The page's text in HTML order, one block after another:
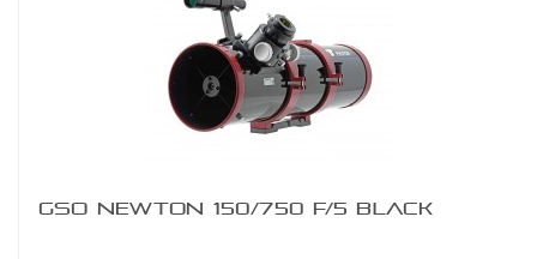
GSO NEWTON 150/750 F/5 BLACK